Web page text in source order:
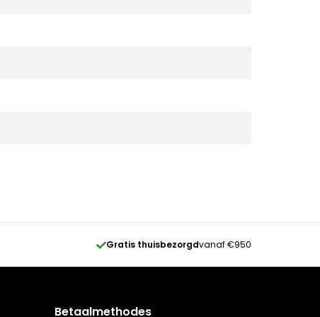
Gratis thuisbezorgdvanaf €950
Betaalmethodes